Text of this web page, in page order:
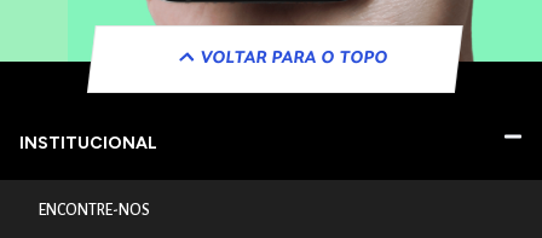
VOLTAR PARA O TOPO
INSTITUCIONAL
ENCONTRE-NOS